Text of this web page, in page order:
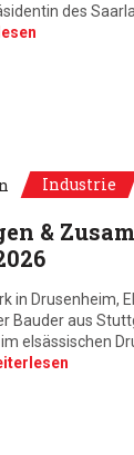
des
Industrie
&
in Drusenheim,
Bauder aus
elsässischen